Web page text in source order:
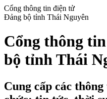
Cổng thông tin điện tử
Đảng bộ tỉnh Thái Nguyên
Cổng thông
bộ tỉnh Thái
Cung cấp các